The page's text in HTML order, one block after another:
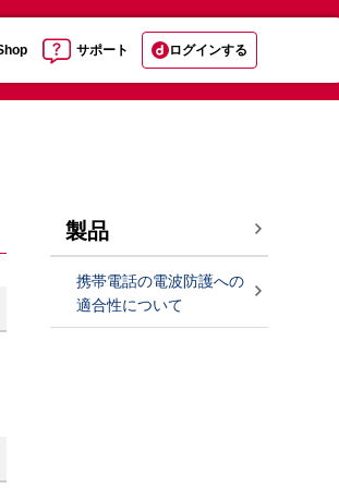
サポート ログインする
製品
携帯電話の電波防護への
適合性について